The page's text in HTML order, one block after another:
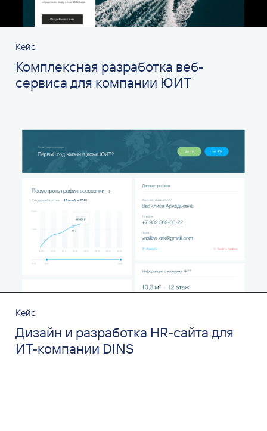
Кейс
Комплексная разработка веб-
сервиса для компании ЮИТ
Кейс
Дизайн и разработка HR-сайта для
ИТ-компании DINS